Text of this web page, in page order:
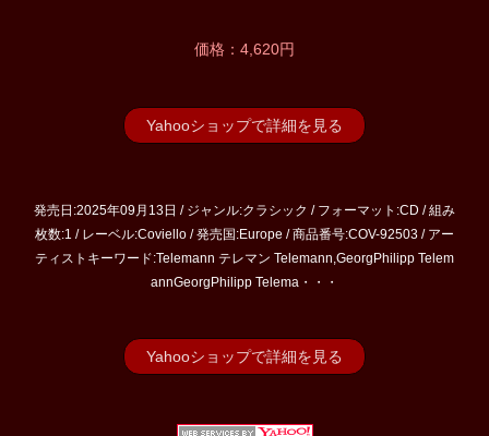
価格：4,620円
Yahooショップで詳細を見る
発売日:2025年09月13日 / ジャンル:クラシック / フォーマット:CD / 組み
枚数:1 / レーベル:Coviello / 発売国:Europe / 商品番号:COV-92503 / アー
ティストキーワード:Telemann テレマン Telemann,GeorgPhilipp Telem
annGeorgPhilipp Telema・・・
Yahooショップで詳細を見る